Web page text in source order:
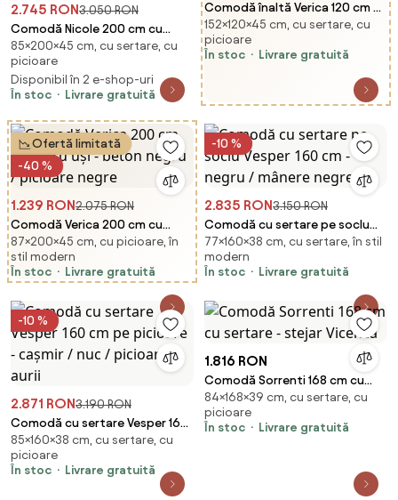
2.745 RON3.050 RON
Comodă Nicole 200 cm cu
patru uși, cu fronturi riflate -
cașmir / picioare aurii
85×200×45 cm, cu sertare, cu
picioare
Disponibil în 2 e-shop-uri
În stoc
Livrare gratuită
Comodă înaltă Verica 120 cm cu
două uși - beton negru /
picioare negre
152×120×45 cm, cu sertare, cu
picioare
În stoc
Livrare gratuită
Ofertă limitată
-40 %
1.239 RON2.075 RON
Comodă Verica 200 cm cu
patru uși - beton negru /
picioare negre
87×200×45 cm, cu picioare, în
stil modern
În stoc
Livrare gratuită
-10 %
2.835 RON3.150 RON
Comodă cu sertare pe soclu
Vesper 160 cm - negru / mânere
negre
77×160×38 cm, cu sertare, în stil
modern
În stoc
Livrare gratuită
-10 %
2.871 RON3.190 RON
Comodă cu sertare Vesper 160
cm pe picioare - cașmir / nuc /
picioare aurii
85×160×38 cm, cu sertare, cu
picioare
În stoc
Livrare gratuită
1.816 RON
Comodă Sorrenti 168 cm cu
sertare - stejar Vicenza
84×168×39 cm, cu sertare, cu
picioare
În stoc
Livrare gratuită